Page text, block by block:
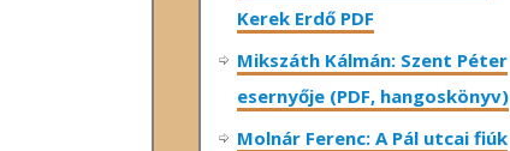
Kerek Erdő PDF
Mikszáth Kálmán: Szent Péter
esernyője (PDF, hangoskönyv)
Molnár Ferenc: A Pál utcai fiúk